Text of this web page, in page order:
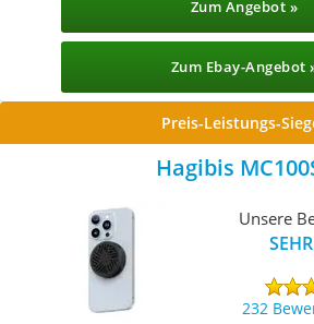
Zum Angebot »
Zum Ebay-Angebot
Preis-Leistungs-
Hagibis
Unsere
232